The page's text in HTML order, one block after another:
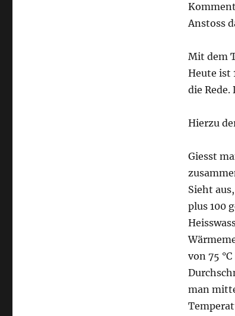
Anstoss
Mit dem
Heute ist
die
Hierzu
Giesst
Sieht
plus 100
von 75
man